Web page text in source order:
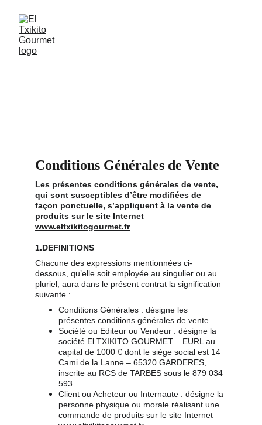
Conditions Générales de Vente
Les présentes conditions générales de vente,
qui sont susceptibles d’être modifiées de
façon ponctuelle, s’appliquent à la vente de
produits sur le site Internet
www.eltxikitogourmet.fr
1.DEFINITIONS
Chacune des expressions mentionnées ci-
dessous, qu’elle soit employée au singulier ou au
pluriel, aura dans le présent contrat la signification
suivante :
Conditions Générales : désigne les
présentes conditions générales de vente.
Société ou Editeur ou Vendeur : désigne la
société El TXIKITO GOURMET – EURL au
capital de 1000 € dont le siège social est 14
Cami de la Lanne – 65320 GARDERES,
inscrite au RCS de TARBES sous le 879 034
593.
Client ou Acheteur ou Internaute : désigne la
personne physique ou morale réalisant une
commande de produits sur le site Internet